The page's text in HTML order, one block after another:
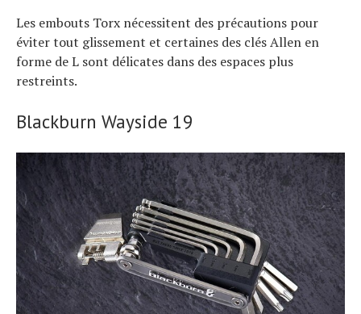
Les embouts Torx nécessitent des précautions pour
éviter tout glissement et certaines des clés Allen en
forme de L sont délicates dans des espaces plus
restreints.
Blackburn Wayside 19